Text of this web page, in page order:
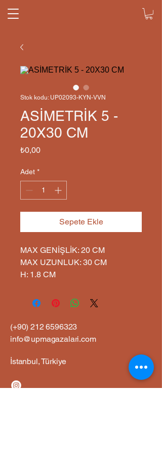
Stok kodu: UP02093-KYN-VVN
ASİMETRİK 5 -
20X30 CM
₺0,00Fiyat
Adet *
Sepete Ekle
MAX GENİŞLİK: 20 CM
MAX UZUNLUK: 30 CM
H: 1.8 CM
(+90)212 6596323
info@upmagazalari.com
İstanbul, Türkiye